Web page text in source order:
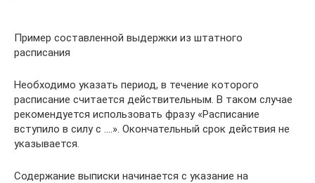
Пример составленной выдержки из штатного
расписания
Необходимо указать период, в течение которого
расписание считается действительным. В таком случае
рекомендуется использовать фразу «Расписание
вступило в силу с ….». Окончательный срок действия не
указывается.
Содержание выписки начинается с указание на